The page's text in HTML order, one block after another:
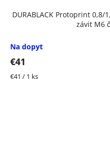
DURABLACK Protoprint
závit M6
Na dopyt
€41
Jednotková
€41 / 1 ks